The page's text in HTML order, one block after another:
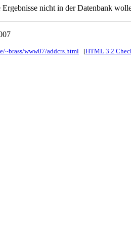
nicht in der Datenbank
www07/addcrs.html [HTML 3.2